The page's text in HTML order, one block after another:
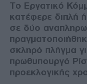
Το Εργατικό
κατέφερε διπλή
σε δύο
σκληρό πλήγμα
πρωθυπουργό
προεκλογικής